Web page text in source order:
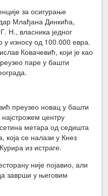
за осигурање
Млађана Динкића,
Н., власника једног
износу од 100.000 евра.
Ковачевић, који је као
паре у башти
преузео новац у башти
центру
метара од седишта
која се налази у Кнез
из истраге.
није појавио, али
заврши у његовим